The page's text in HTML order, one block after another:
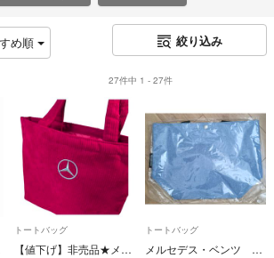
め順 絞り込み
27件中 1 - 27件
トートバッグ
【値下げ】非売品★メルセデスベンツ ミニバッグ
トートバッグ
メルセデス・ベンツ トートバッグ